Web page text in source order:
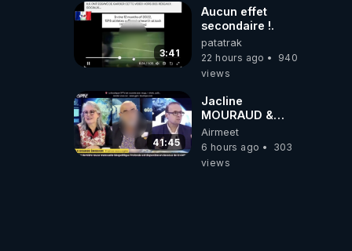
3:41
Aucun effet
secondaire !.
patatrak
22 hours ago
940
views
41:45
Jacline
MOURAUD &
Pierre
JOVANOVIC ★
Factures
Airmeet
6 hours ago
303
views